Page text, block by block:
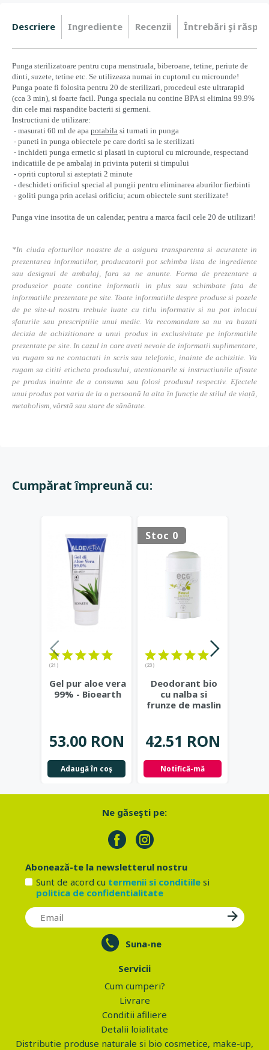
Descriere Ingrediente Recenzii Întrebări şi
Punga sterilizatoare pentru cupa menstruala, biberoane, tetine, periute de
dinti, suzete, tetine etc. Se utilizeaza numai in cuptorul cu microunde!
Punga poate fi folosita pentru 20 de sterilizari, procedeul este ultrarapid
(cca 3 min), si foarte facil. Punga speciala nu contine BPA si elimina 99.9%
din cele mai raspandite bacterii si germeni.
Instructiuni de utilizare:
- masurati 60 ml de apa potabila si turnati in punga
- puneti in punga obiectele pe care doriti sa le sterilizati
- inchideti punga ermetic si plasati in cuptorul cu microunde, respectand
indicatiile de pe ambalaj in privinta puterii si timpului
- opriti cuptorul si asteptati 2 minute
- deschideti orificiul special al pungii pentru eliminarea aburilor fierbinti
- goliti punga prin acelasi orificiu; acum obiectele sunt sterilizate!
Punga vine insotita de un calendar, pentru a marca facil cele 20 de utilizari!
*In ciuda eforturilor noastre de a asigura transparenta si acuratete in
prezentarea informatiilor, producatorii pot schimba lista de ingrediente
sau designul de ambalaj, fara sa ne anunte. Forma de prezentare a
produselor poate contine informatii in plus sau schimbate fata de
informatiile prezentate pe site. Toate informatiile despre produse si pozele
de pe site-ul nostru trebuie luate cu titlu informativ si nu pot inlocui
sfaturile sau prescriptiile unui medic. Va recomandam sa nu va bazati
decizia de achizitionare a unui produs in exclusivitate pe informatiile
prezentate pe site. In cazul in care aveti nevoie de informatii suplimentare,
va rugam sa ne contactati in scris sau telefonic, inainte de achizitie. Va
rugam sa cititi eticheta produsului, atentionarile si instructiunile afisate
pe produs inainte de a consuma sau folosi produsul respectiv. Efectele
unui produs pot varia de la o persoană la alta în funcție de stilul de viață,
metabolism, vârstă sau stare de sănătate.
Cumpărat împreună cu:
(21)
Gel pur aloe vera
99% - Bioearth
53.00 RON
Adaugă în coş
Stoc 0
(23)
Deodorant bio
cu nalba si
frunze de maslin
42.51 RON
Notifică-mă
Ne găseşti pe:
Abonează-te la newsletterul nostru
Sunt de acord cu termenii si conditiilesi
politica de confidentialitate
Suna-ne
Servicii
Cum cumperi?
Livrare
Conditii afiliere
Detalii loialitate
Distributie produse naturale si bio cosmetice, make-up,